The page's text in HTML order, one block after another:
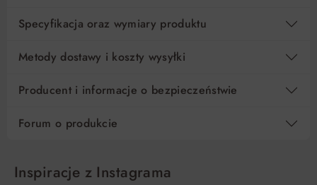
Specyfikacja oraz wymiary produktu
Metody dostawy i koszty wysyłki
Producent i informacje o bezpieczeństwie
Forum o produkcie
Inspiracje z Instagrama